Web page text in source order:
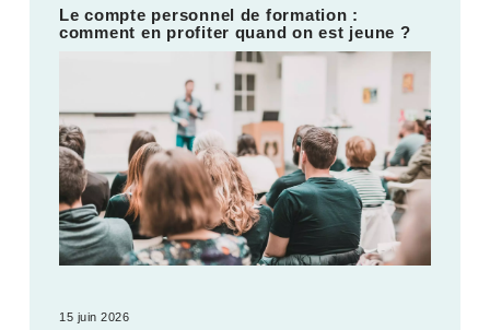
Le compte personnel de formation :
comment en profiter quand on est jeune ?
15 juin 2026